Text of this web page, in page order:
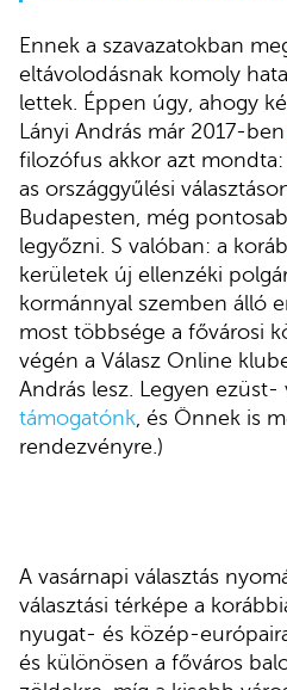
Ennek a szavazatokban
eltávolodásnak komoly
lettek. Éppen úgy, ahogy
Lányi András már 2017-ben
filozófus akkor azt
as országgyűlési
Budapesten, még
legyőzni. S valóban: a
kerületek új ellenzéki
kormánnyal szemben álló
most többsége a fővárosi
végén a Válasz Online
András lesz. Legyen
támogatónk , és Önnek is
rendezvényre.)
A vasárnapi választás
választási térképe a
nyugat- és közép-
és különösen a főváros